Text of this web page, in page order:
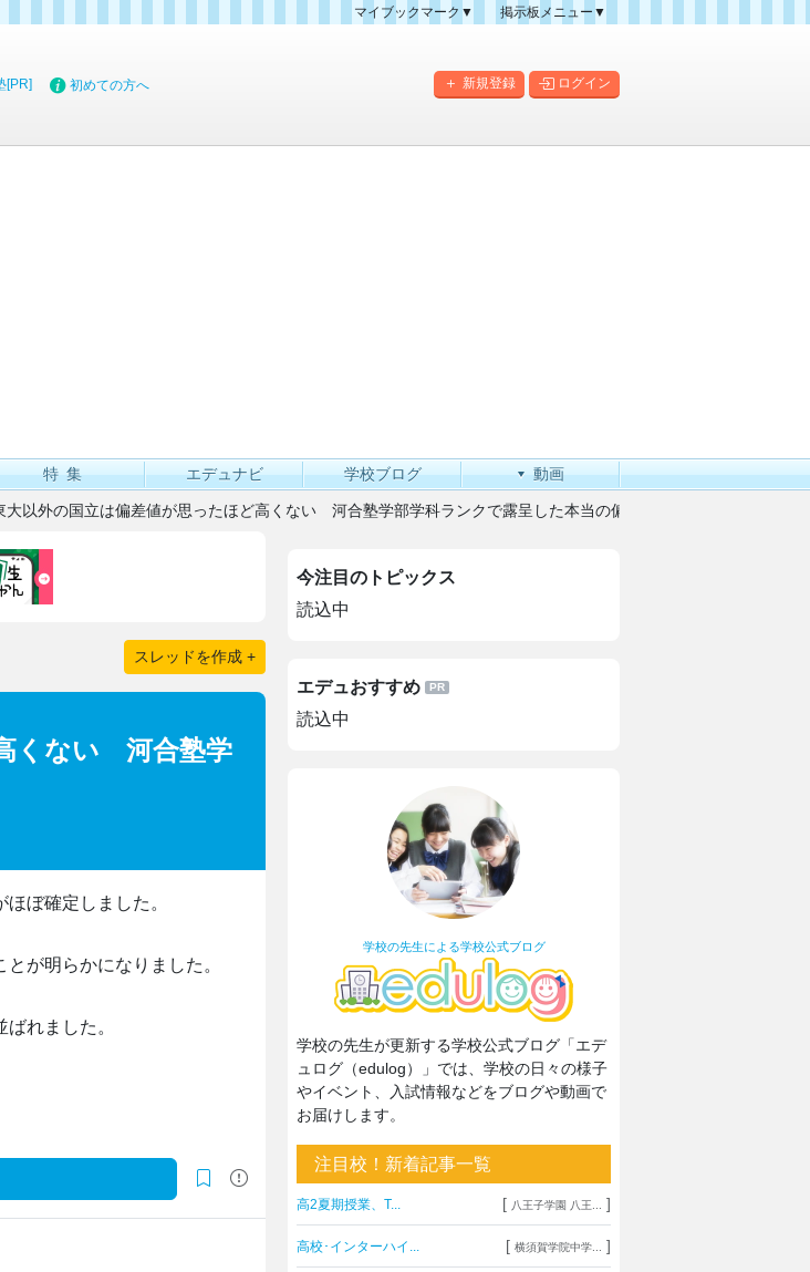
マイブックマーク▼
掲示板メニュー▼
掲示板マップ
新規登録 ログイン
[PR] 初めての方へ
特集 エデュナビ 学校ブログ 動画
大以外の国立は偏差値が思ったほど高くない 河合塾学部学科ランクで露呈した本当の偏差値
スレッドを作成 +
くない 河合塾学
ぼ確定しました。
が明らかになりました。
れました。
今注目のトピックス
読込中
エデュおすすめ
読込中
学校の先生による学校公式ブログ
学校の先生が更新する学校公式ブログ「エデ
ュログ（edulog）」では、学校の日々の様子
やイベント、入試情報などをブログや動画で
お届けします。
注目校！新着記事一覧
高2夏期授業、T... [ 八王子学園 八王... ]
高校･インターハイ... [ 横須賀学院中学... ]